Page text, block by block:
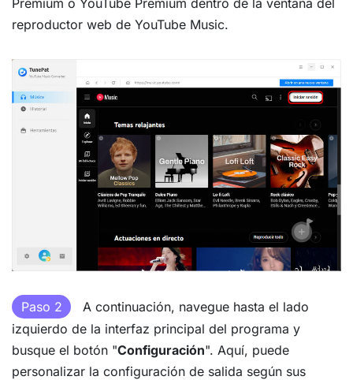
Premium o YouTube Premium dentro de la ventana del
reproductor web de YouTube Music.
Paso 2
A continuación, navegue hasta el lado
izquierdo de la interfaz principal del programa y
busque el botón "Configuración". Aquí, puede
personalizar la configuración de salida según sus